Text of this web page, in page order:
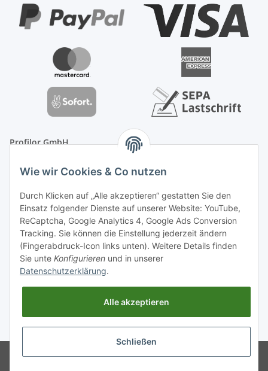
Profilor GmbH
OdF.Platz 2
16775 Löwenberger Land
Telefon: +49 (0) 33094-719-8719
E-Mail: info (ät) treppe99 (Punkt) de
* Alle Preise inkl. gesetzlicher USt., zzgl.Versand
Wie wir Cookies & Co nutzen
Durch Klicken auf „Alle akzeptieren“ gestatten Sie den
Einsatz folgender Dienste auf unserer Website: YouTube,
ReCaptcha, Google Analytics 4, Google Ads Conversion
Tracking. Sie können die Einstellung jederzeit ändern
(Fingerabdruck-Icon links unten). Weitere Details finden
Sie unte Konfigurieren und in unserer
Datenschutzerklärung.
Alle akzeptieren
Schließen